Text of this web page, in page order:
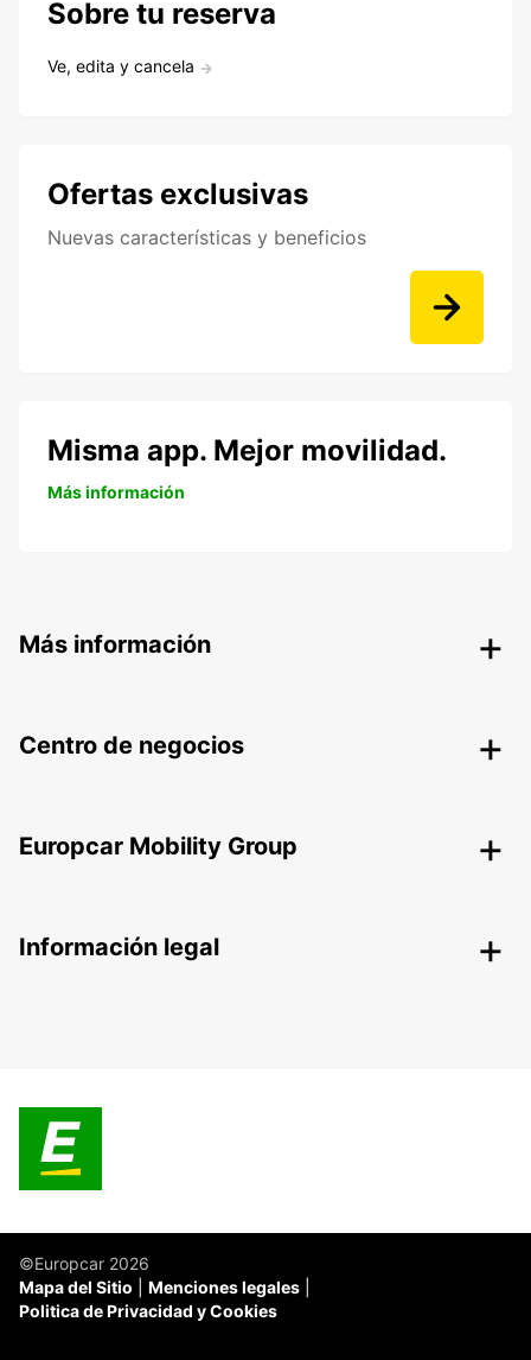
Sobre tu reserva
Ve, edita y cancela
Ofertas exclusivas
Nuevas características y beneficios
Misma app. Mejor movilidad.
Más información
Más información
Centro de negocios
Europcar Mobility Group
Información legal
©Europcar 2026
Mapa del Sitio
Menciones legales
Politica de Privacidad y Cookies